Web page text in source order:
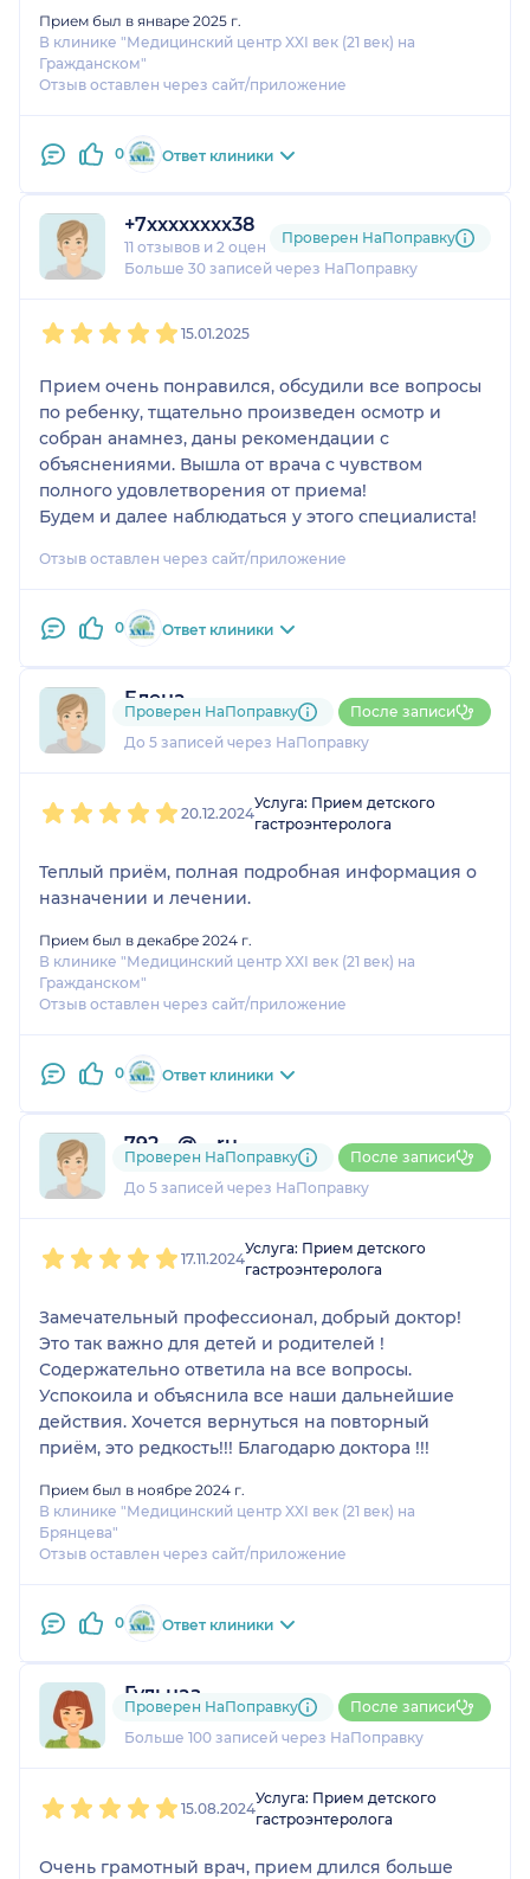
Прием был в январе 2025 г.
В клинике "Медицинский центр XXI век (21 век) на
Гражданском"
Отзыв оставлен через сайт/приложение
0 Ответ клиники
+7xxxxxxxx38
11 отзывов и 2 оценки
Больше 30 записей через НаПоправку
Проверен НаПоправку
15.01.2025
Прием очень понравился, обсудили все вопросы
по ребенку, тщательно произведен осмотр и
собран анамнез, даны рекомендации с
объяснениями. Вышла от врача с чувством
полного удовлетворения от приема!
Будем и далее наблюдаться у этого специалиста!
Отзыв оставлен через сайт/приложение
0 Ответ клиники
Елена
1 отзыв
До 5 записей через НаПоправку
Проверен НаПоправку После записи
20.12.2024
Услуга: Прием детского
гастроэнтеролога
Теплый приём, полная подробная информация о
назначении и лечении.
Прием был в декабре 2024 г.
В клинике "Медицинский центр XXI век (21 век) на
Гражданском"
Отзыв оставлен через сайт/приложение
0 Ответ клиники
792....@....ru
2 отзываи 1 оценка
До 5 записей через НаПоправку
Проверен НаПоправку После записи
17.11.2024
Услуга: Прием детского
гастроэнтеролога
Замечательный профессионал, добрый доктор!
Это так важно для детей и родителей !
Содержательно ответила на все вопросы.
Успокоила и объяснила все наши дальнейшие
действия. Хочется вернуться на повторный
приём, это редкость!!! Благодарю доктора !!!
Прием был в ноябре 2024 г.
В клинике "Медицинский центр XXI век (21 век) на
Брянцева"
Отзыв оставлен через сайт/приложение
0 Ответ клиники
Гульназ
20 отзывов
Больше 100 записей через НаПоправку
Проверен НаПоправку После записи
15.08.2024
Услуга: Прием детского
гастроэнтеролога
Очень грамотный врач, прием длился больше